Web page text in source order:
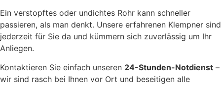
Ein verstopftes oder undichtes Rohr kann schneller
passieren, als man denkt. Unsere erfahrenen Klempner sind
jederzeit für Sie da und kümmern sich zuverlässig um Ihr
Anliegen.
Kontaktieren Sie einfach unseren 24-Stunden-Notdienst –
wir sind rasch bei Ihnen vor Ort und beseitigen alle